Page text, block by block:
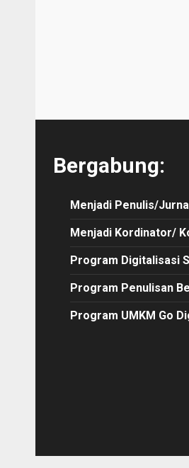
Bergabung:
Menjadi Penulis/
Menjadi Kordinator/
Program Digitalisasi
Program Penulisan
Program UMKM Go